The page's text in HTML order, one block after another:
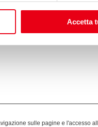
Accetta
pagine.
nostro sito Web.
privacy.
sulle pagine e l'accesso